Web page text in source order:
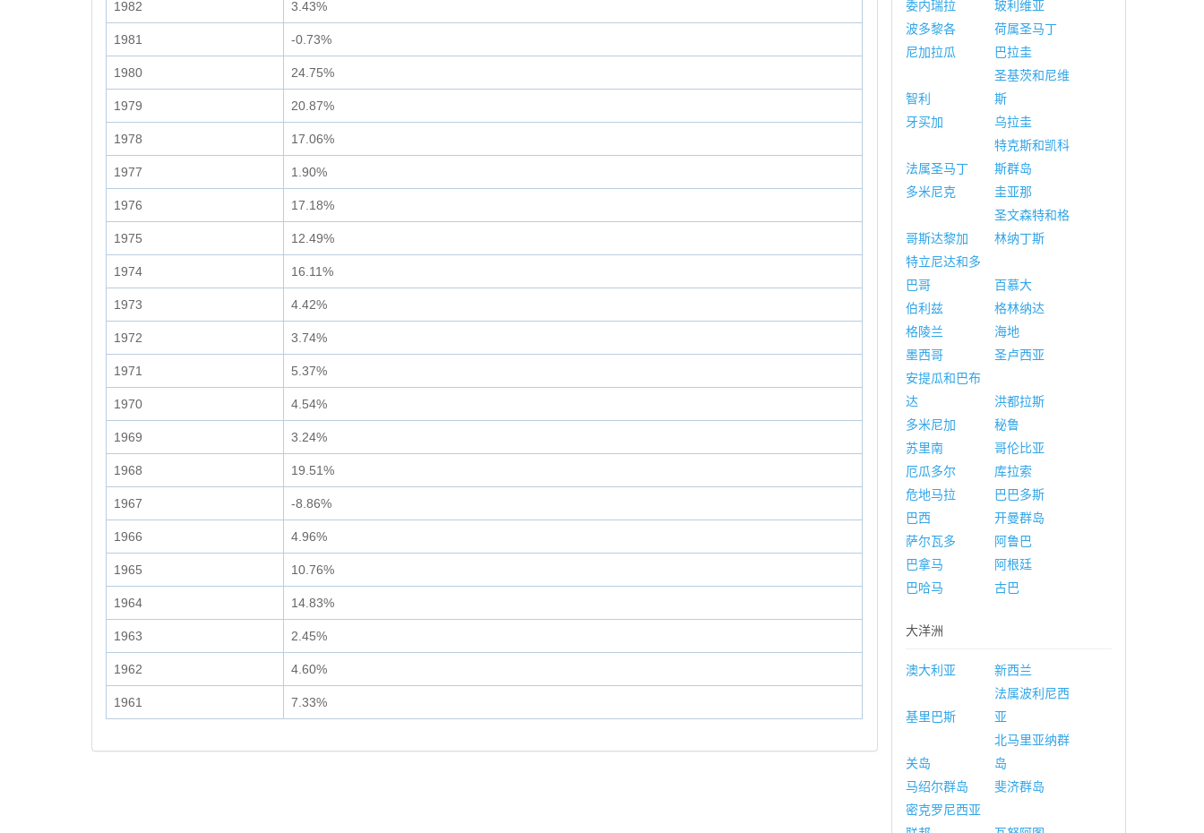
1982 3.43%
1981 -0.73%
1980 24.75%
1979 20.87%
1978 17.06%
1977 1.90%
1976 17.18%
1975 12.49%
1974 16.11%
1973 4.42%
1972 3.74%
1971 5.37%
1970 4.54%
1969 3.24%
1968 19.51%
1967 -8.86%
1966 4.96%
1965 10.76%
1964 14.83%
1963 2.45%
1962 4.60%
1961 7.33%
委内瑞拉
玻利维亚
波多黎各
荷属圣马丁
尼加拉瓜
巴拉圭
智利
圣基茨和尼维
斯
牙买加
乌拉圭
法属圣马丁
特克斯和凯科
斯群岛
多米尼克
圭亚那
哥斯达黎加
圣文森特和格
林纳丁斯
特立尼达和多
巴哥
百慕大
伯利兹
格林纳达
格陵兰
海地
墨西哥
圣卢西亚
安提瓜和巴布
达
洪都拉斯
多米尼加
秘鲁
苏里南
哥伦比亚
厄瓜多尔
库拉索
危地马拉
巴巴多斯
巴西
开曼群岛
萨尔瓦多
阿鲁巴
巴拿马
阿根廷
巴哈马
古巴
大洋洲
澳大利亚 新西兰
基里巴斯
法属波利尼西
亚
关岛
北马里亚纳群
岛
马绍尔群岛
斐济群岛
密克罗尼西亚